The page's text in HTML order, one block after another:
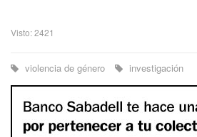
Visto: 2421
violencia de género investigación